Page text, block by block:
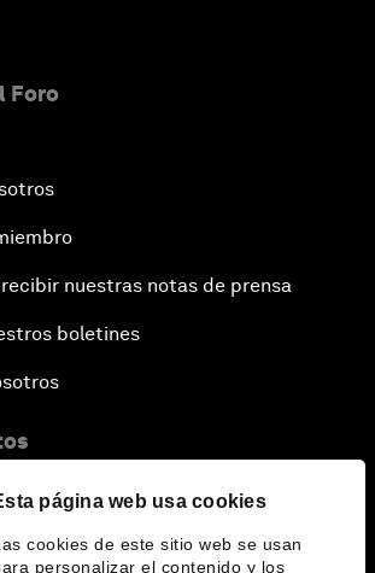
página web usa cookies
cookies de este sitio web se usan
personalizar el contenido y los
Foro
nuestras notas de prensa
boletines
el Foro